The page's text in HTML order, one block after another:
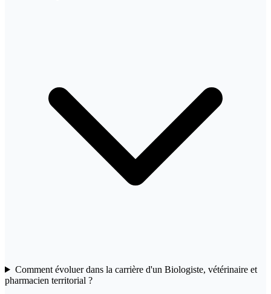
Comment évoluer dans la carrière d'un Biologiste, vétérinaire et
pharmacien territorial ?